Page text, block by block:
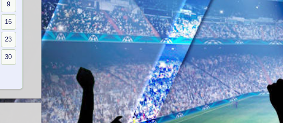
9
16
23
30